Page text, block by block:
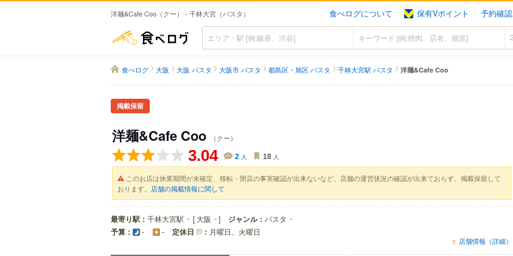
洋麺&Cafe Coo（クー） - 千林大宮（パスタ） 食べログについて 保有Vポイント 予約確認
食べログ
食べログ 大阪 大阪 パスタ 大阪市 パスタ 都島区・旭区 パスタ 千林大宮駅 パスタ 洋麺&Cafe Coo
掲載保留
洋麺&Cafe Coo （クー）
3.04 2 人 18 人
このお店は休業期間が未確定、移転・閉店の事実確認が出来ないなど、店舗の運営状況の確認が出来ておらず、掲載保留して
おります。 店舗の掲載情報に関して
最寄り駅： 千林大宮駅 [ 大阪 ] ジャンル： パスタ
予算： - - 定休日 ： 月曜日、火曜日
店舗情報（詳細）